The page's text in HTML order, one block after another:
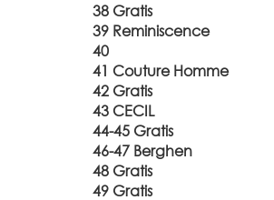
38 Gratis
39 Reminiscence
40
41 Couture Homme
42 Gratis
43 CECIL
44-45 Gratis
46-47 Berghen
48 Gratis
49 Gratis